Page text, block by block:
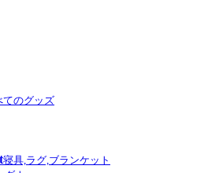
てのグッズ
寝具,ラグ,ブランケット